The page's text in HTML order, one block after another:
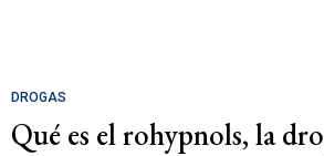
DROGAS
Qué es el rohypnols, la